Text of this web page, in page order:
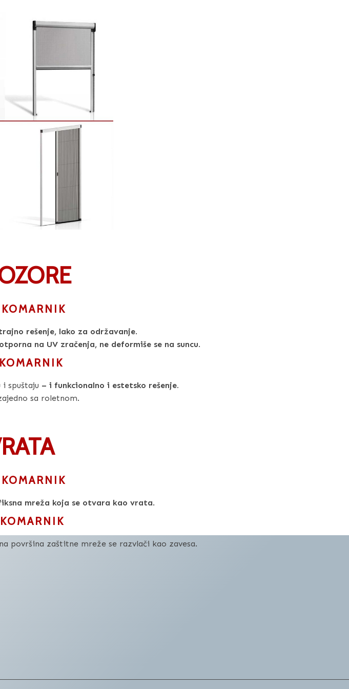
rešenje, lako za održavanje.
otporna na UV zračenja, ne deformiše se na suncu.
spuštaju – i funkcionalno i estetsko rešenje.
sa roletnom.
mreža koja se otvara kao vrata.
površina zaštitne mreže se razvlači kao zavesa.